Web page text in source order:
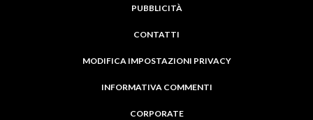
PUBBLICITÀ
CONTATTI
MODIFICA IMPOSTAZIONI PRIVACY
INFORMATIVA COMMENTI
CORPORATE